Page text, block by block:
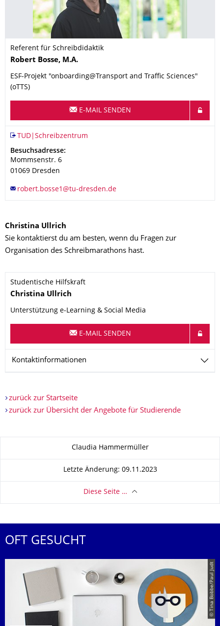
Referent für Schreibdidaktik
Name
Robert Bosse, M.A.
ESF-Projekt "onboarding@Transport and Traffic Sciences"
(oTTS)
E-MAIL SENDEN
Organisationsname
TUD|Schreibzentrum
TUD|Schreibzentrum
Adresse
Besuchsadresse:
Mommsenstr. 6
01069 Dresden
Christina Ullrich
Sie kontaktierst du am besten, wenn du Fragen zur
Organisation des Schreibmarathons hast.
Studentische Hilfskraft
Name
Christina Ullrich
Unterstützung e-Learning & Social Media
E-MAIL SENDEN
Kontaktinformationen
zurück zur Startseite
zurück zur Übersicht der Angebote für Studierende
Zu dieser SeiteClaudia Hammermüller
Letzte Änderung: 09.11.2023
Diese Seite …
OFT GESUCHT
© Tina Bobbe/Paul Judt